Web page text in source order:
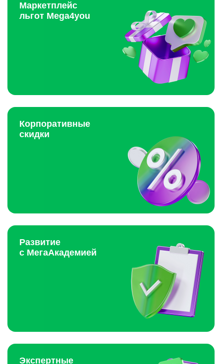
Маркетплейс
льгот Mega4you
Корпоративные
скидки
Развитие
с МегаАкадемией
Экспертные